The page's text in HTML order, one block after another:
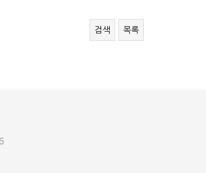
검색 목록